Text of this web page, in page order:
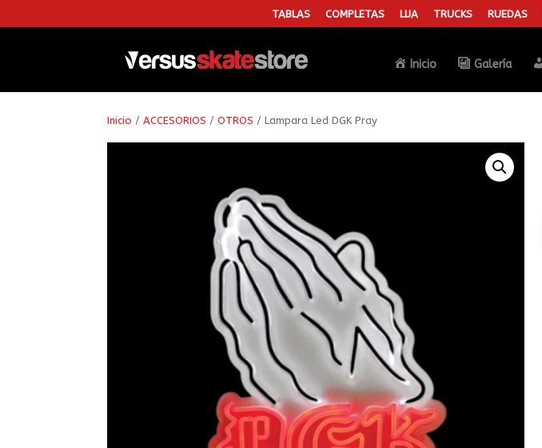
TABLAS COMPLETAS LIJA TRUCKS RUEDAS
Inicio Galería
Inicio /ACCESORIOS /OTROS / Lampara Led DGK Pray